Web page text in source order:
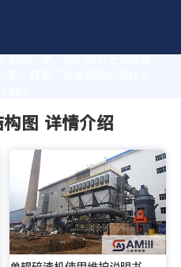
制造厂家，我们致力于为您量
。获取厂家直销报价及技术
图 详情介绍